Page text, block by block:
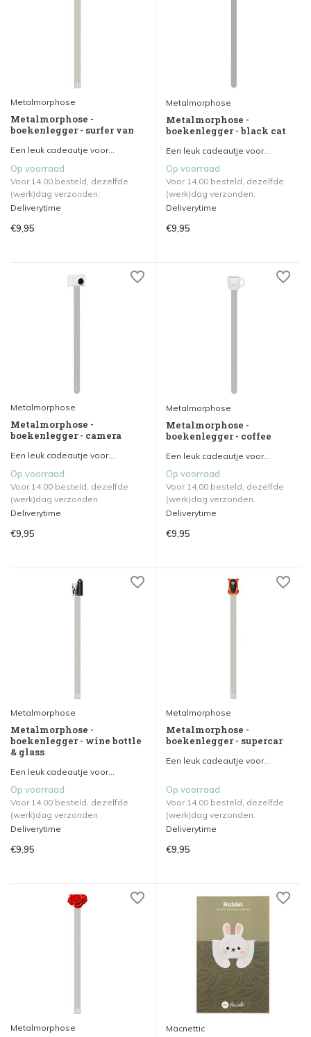
Metalmorphose
Metalmorphose -
boekenlegger - surfer van
Een leuk cadeautje voor...
Op voorraad
Voor 14.00 besteld, dezelfde
(werk)dag verzonden.
Deliverytime
€9,95
Metalmorphose
Metalmorphose -
boekenlegger - black cat
Een leuk cadeautje voor...
Op voorraad
Voor 14.00 besteld, dezelfde
(werk)dag verzonden.
Deliverytime
€9,95
Metalmorphose
Metalmorphose -
boekenlegger - camera
Een leuk cadeautje voor...
Op voorraad
Voor 14.00 besteld, dezelfde
(werk)dag verzonden.
Deliverytime
€9,95
Metalmorphose
Metalmorphose -
boekenlegger - coffee
Een leuk cadeautje voor...
Op voorraad
Voor 14.00 besteld, dezelfde
(werk)dag verzonden.
Deliverytime
€9,95
Metalmorphose
Metalmorphose -
boekenlegger - wine bottle
& glass
Een leuk cadeautje voor...
Op voorraad
Voor 14.00 besteld, dezelfde
(werk)dag verzonden.
Deliverytime
€9,95
Metalmorphose
Metalmorphose -
boekenlegger - supercar
Een leuk cadeautje voor...
Op voorraad
Voor 14.00 besteld, dezelfde
(werk)dag verzonden.
Deliverytime
€9,95
Metalmorphose Macnettic